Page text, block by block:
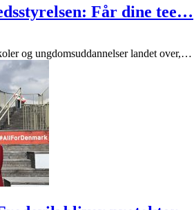
Får dine tee…
og ungdomsuddannelser landet over,…